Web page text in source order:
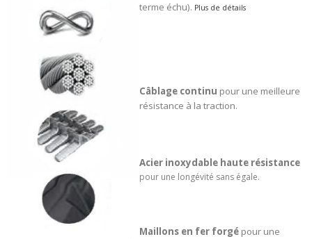
terme échu). Plus de détails
Câblage continu pour une meilleure
résistance à la traction.
Acier inoxydable haute résistance
pour une longévité sans égale.
Maillons en fer forgépour une